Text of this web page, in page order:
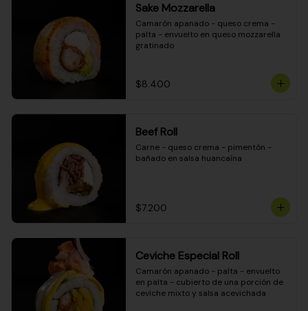
Sake Mozzarella
Camarón apanado - queso crema -
palta - envuelto en queso mozzarella
gratinado
$8.400
Beef Roll
Carne - queso crema - pimentón -
bañado en salsa huancaína
$7.200
Ceviche Especial Roll
Camarón apanado - palta - envuelto
en palta - cubierto de una porción de
ceviche mixto y salsa acevichada